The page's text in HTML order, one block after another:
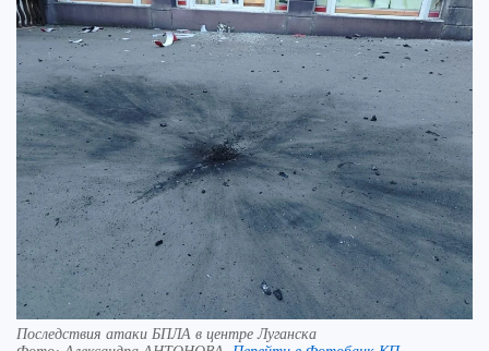
Последствия атаки БПЛА в центре Луганска